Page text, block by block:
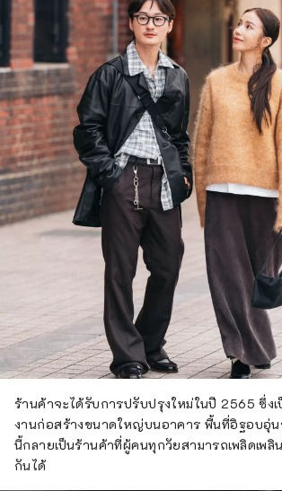
ร้านค้าจะได้รับการปรับปรุงใหม่ในปี 2565 ซึ่ง
งานก่อสร้างขนาดใหญ่บนอาคาร พื้นที่อิฐอบอุ่น
นี้กลายเป็นร้านค้าที่ผู้คนทุกวัยสามารถเพลิดเพ
กันได้